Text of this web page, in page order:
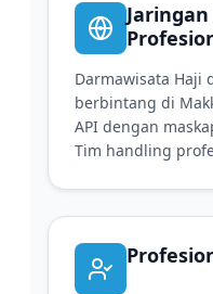
Darmawisata Haji
berbintang di
API dengan
Tim handling